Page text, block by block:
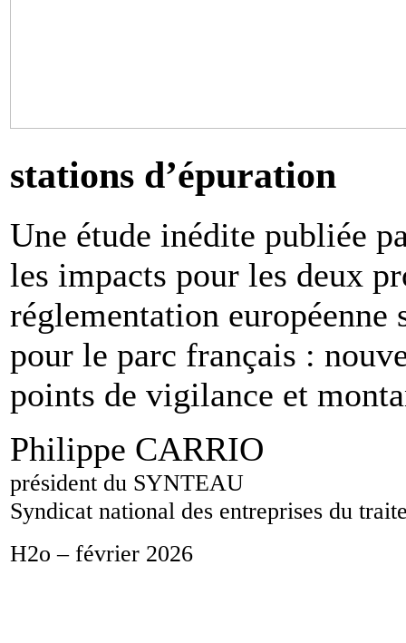
stations d’épuration
Une étude inédite publiée
les impacts pour les deux
réglementation européenne
pour le parc français :
points de vigilance et
Philippe CARRIO
président du SYNTEAU
Syndicat national des entreprises du
H2o – février 2026